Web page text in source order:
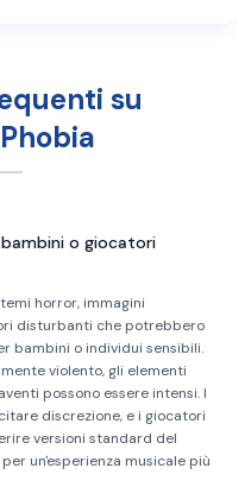
su
o giocatori
horror, immagini
disturbanti che potrebbero
bambini o individui sensibili.
violento, gli elementi
possono essere intensi. I
discrezione, e i giocatori
versioni standard del
un'esperienza musicale più